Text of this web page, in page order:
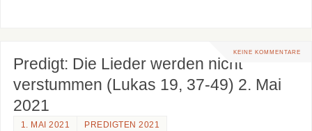
KEINE KOMMENTARE
Predigt: Die Lieder werden nicht
verstummen (Lukas 19, 37-49) 2. Mai
2021
1. MAI 2021 PREDIGTEN 2021